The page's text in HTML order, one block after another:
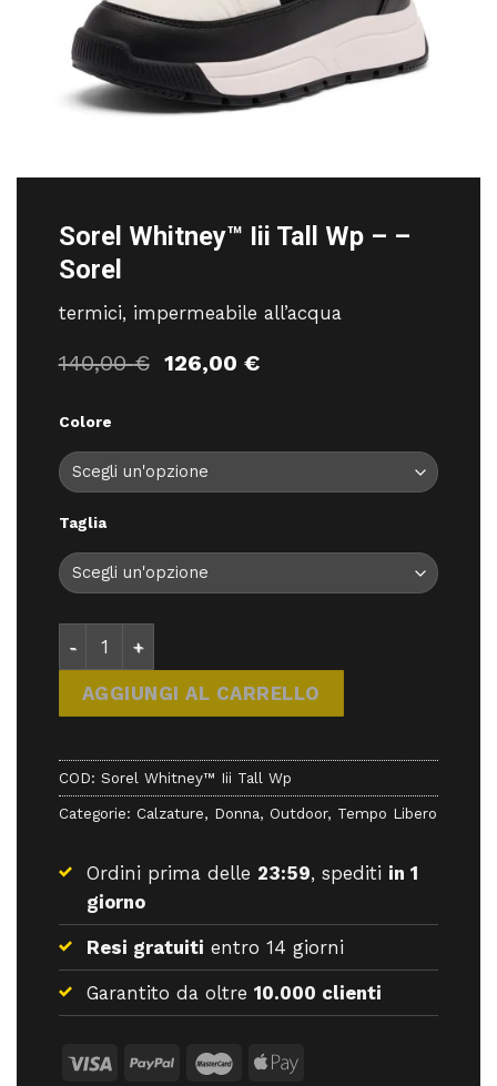
Sorel Whitney™ Iii Tall Wp – –
Sorel
termici, impermeabile all’acqua
140,00€ Il
140,00 €.
126,00 €Il
126,00 €.
Colore
Taglia
Sorel Whitney™ Iii Tall Wp - - Sorel quantità
AGGIUNGI AL CARRELLO
COD: Sorel Whitney™ Iii Tall Wp
Categorie: Calzature, Donna, Outdoor, Tempo Libero
Ordini prima delle 23:59, spediti in 1
giorno
Resi gratuiti entro 14 giorni
Garantito da oltre 10.000 clienti